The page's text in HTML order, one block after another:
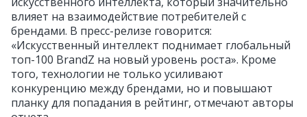
влияет на взаимодействие потребителей с
брендами. В пресс-релизе говорится:
«Искусственный интеллект поднимает глобальный
топ-100 BrandZ на новый уровень роста». Кроме
того, технологии не только усиливают
конкуренцию между брендами, но и повышают
планку для попадания в рейтинг, отмечают авторы